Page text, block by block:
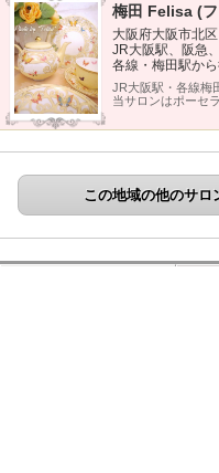
梅田 Felisa (
大阪府大阪市北区
JR大阪駅、阪急
各線・梅田駅か
JR大阪駅・各線梅
当サロンはポーセ
この地域の他のサロ